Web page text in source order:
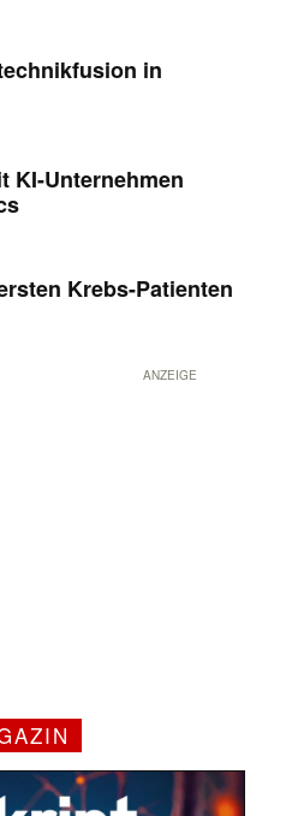
in
KI-Unternehmen
Krebs-Patienten
ANZEIGE